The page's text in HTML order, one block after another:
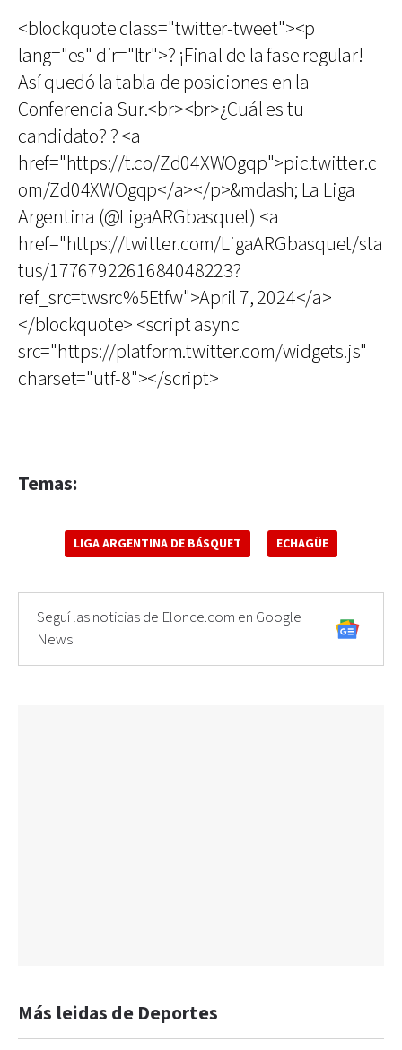
<blockquote class="twitter-tweet"><p
lang="es" dir="ltr">? ¡Final de la fase regular!
Así quedó la tabla de posiciones en la
Conferencia Sur.<br><br>¿Cuál es tu
candidato? ? <a
href="https://t.co/Zd04XWOgqp">pic.twitter.c
om/Zd04XWOgqp</a></p>&mdash; La Liga
Argentina (@LigaARGbasquet) <a
href="https://twitter.com/LigaARGbasquet/sta
tus/1776792261684048223?
ref_src=twsrc%5Etfw">April 7, 2024</a>
</blockquote> <script async
src="https://platform.twitter.com/widgets.js"
charset="utf-8"></script>
Temas:
LIGA ARGENTINA DE BÁSQUET ECHAGÜE
Seguí las noticias de Elonce.com en Google
News
Más leidas de Deportes